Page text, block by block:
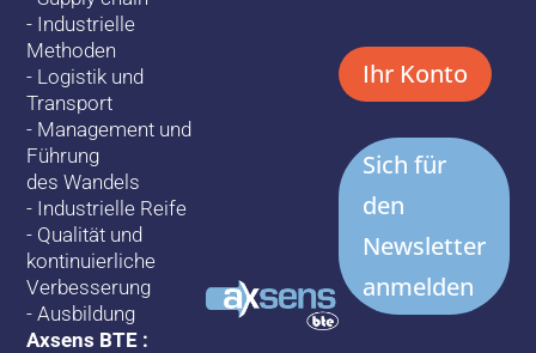
- Industrielle
Methoden
- Logistik und
Transport
- Management und
Führung
des Wandels
- Industrielle Reife
- Qualität und
kontinuierliche
Verbesserung
-Ausbildung
Axsens BTE :
Ihr Konto
Sich für
den
Newsletter
anmelden